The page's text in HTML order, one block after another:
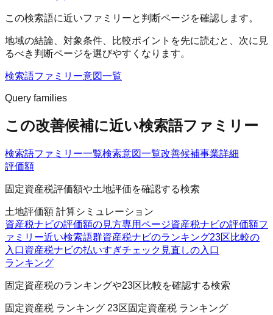
この検索語に近いファミリーと判断ページを確認します。
地域の結論、対象条件、比較ポイントを先に読むと、次に見
るべき判断ページを選びやすくなります。
検索語ファミリー意図一覧
Query families
この改善候補に近い検索語ファミリー
検索語ファミリー一覧検索意図一覧改善候補事業詳細
評価額
固定資産税評価額や土地評価を確認する検索
土地評価額 計算シミュレーション
資産税ナビの評価額の見方専用ページ資産税ナビの評価額フ
ァミリー近い検索語群資産税ナビのランキング23区比較の
入口資産税ナビの払いすぎチェック 見直しの入口
ランキング
固定資産税のランキングや23区比較を確認する検索
固定資産税 ランキング 23区固定資産税 ランキング